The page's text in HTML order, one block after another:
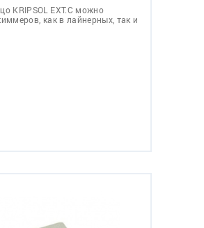
KRIPSOL EXT.C можно
как в лайнерных, так и